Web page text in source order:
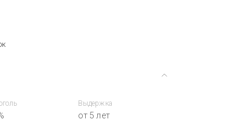
Выдержка
от 5 лет